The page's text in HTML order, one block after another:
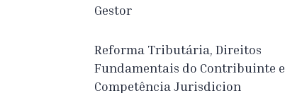
Gestor
Reforma Tributária, Direitos
Fundamentais do Contribuinte e
Competência Jurisdicion